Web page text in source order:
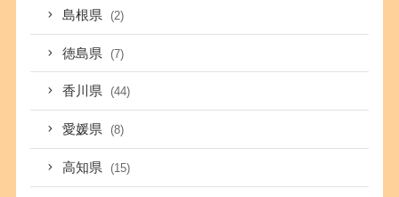
島根県 (2)
徳島県 (7)
香川県 (44)
愛媛県 (8)
高知県 (15)